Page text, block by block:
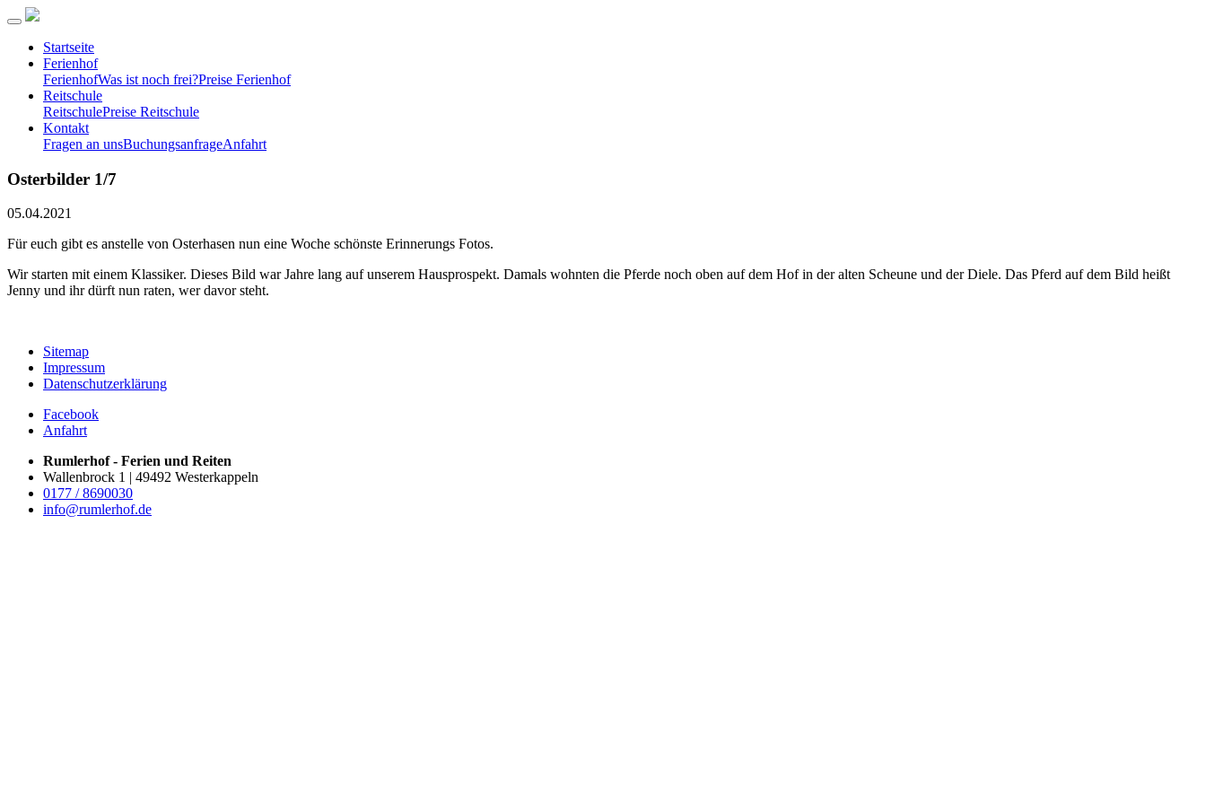
Startseite
Ferienhof
FerienhofWas ist noch frei?Preise Ferienhof
Reitschule
ReitschulePreise Reitschule
Kontakt
Fragen an unsBuchungsanfrageAnfahrt
Osterbilder 1/7
05.04.2021
Für euch gibt es anstelle von Osterhasen nun eine Woche schönste Erinnerungs Fotos.
Wir starten mit einem Klassiker. Dieses Bild war Jahre lang auf unserem Hausprospekt. Damals wohnten die Pferde noch oben auf dem Hof in der alten Scheune und der Diele. Das Pferd auf dem Bild heißt
Jenny und ihr dürft nun raten, wer davor steht.
Sitemap
Impressum
Datenschutzerklärung
Facebook
Anfahrt
Rumlerhof - Ferien und Reiten
Wallenbrock 1 | 49492 Westerkappeln
0177 / 8690030
info@rumlerhof.de